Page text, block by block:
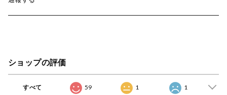
ショップの評価
すべて 59 1 1